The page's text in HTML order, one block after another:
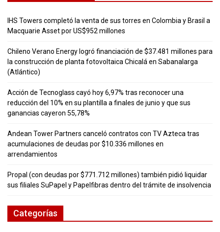
IHS Towers completó la venta de sus torres en Colombia y Brasil a
Macquarie Asset por US$952 millones
Chileno Verano Energy logró financiación de $37.481 millones para
la construcción de planta fotovoltaica Chicalá en Sabanalarga
(Atlántico)
Acción de Tecnoglass cayó hoy 6,97% tras reconocer una
reducción del 10% en su plantilla a finales de junio y que sus
ganancias cayeron 55,78%
Andean Tower Partners canceló contratos con TV Azteca tras
acumulaciones de deudas por $10.336 millones en
arrendamientos
Propal (con deudas por $771.712 millones) también pidió liquidar
sus filiales SuPapel y Papelfibras dentro del trámite de insolvencia
Categorías